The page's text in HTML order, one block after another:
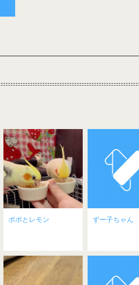
ポポとレモン ずー子ちゃん